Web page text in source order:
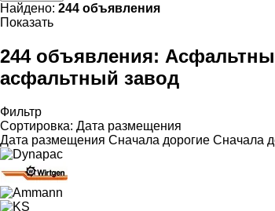
Найдено: 244 объявления
Показать
244 объявления:
асфальтный завод
Фильтр
Сортировка: Дата размещения
Дата размещения Сначала дорогие Сначала